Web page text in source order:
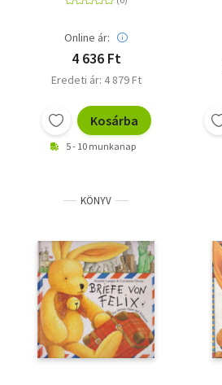
Online ár:
4 636 Ft
Eredeti ár: 4 879 Ft
Kosárba
5 - 10 munkanap
KÖNYV